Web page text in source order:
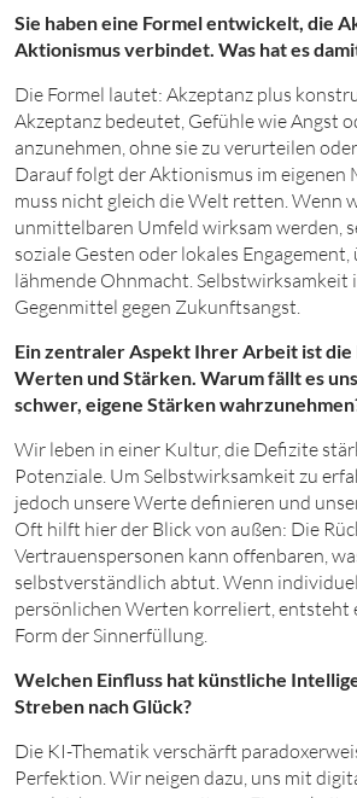
Sie haben eine Formel entwickelt, die
Aktionismus verbindet. Was hat es
Die Formel lautet: Akzeptanz plus
Akzeptanz bedeutet, Gefühle wie Angst
anzunehmen, ohne sie zu verurteilen
Darauf folgt der Aktionismus im eigenen
muss nicht gleich die Welt retten. Wenn
unmittelbaren Umfeld wirksam werden,
soziale Gesten oder lokales
lähmende Ohnmacht. Selbstwirksamkeit
Gegenmittel gegen Zukunftsangst.
Ein zentraler Aspekt Ihrer Arbeit ist
Werten und Stärken. Warum fällt es
schwer, eigene Stärken
Wir leben in einer Kultur, die Defizite
Potenziale. Um Selbstwirksamkeit zu
jedoch unsere Werte definieren und
Oft hilft hier der Blick von außen: Die
Vertrauenspersonen kann offenbaren,
selbstverständlich abtut. Wenn
persönlichen Werten korreliert, entsteht
Form der Sinnerfüllung.
Welchen Einfluss hat künstliche
Streben nach Glück?
Die KI-Thematik verschärft
Perfektion. Wir neigen dazu, uns mit